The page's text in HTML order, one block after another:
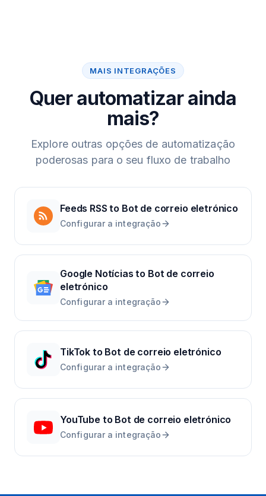
MAIS INTEGRAÇÕES
Quer automatizar ainda
mais?
Explore outras opções de automatização
poderosas para o seu fluxo de trabalho
Feeds RSS to Bot de correio eletrónico
Configurar a integração
Google Notícias to Bot de correio
eletrónico
Configurar a integração
TikTok to Bot de correio eletrónico
Configurar a integração
YouTubeto Bot de correio eletrónico
Configurar a integração